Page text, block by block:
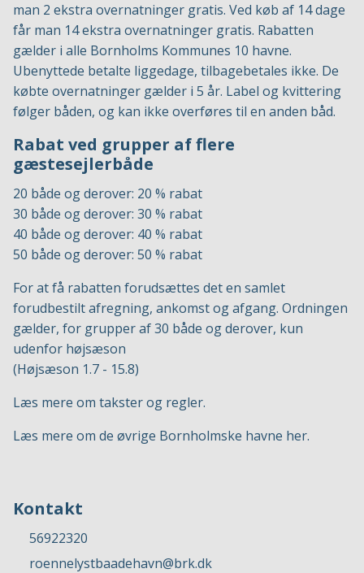
man 2 ekstra overnatninger gratis. Ved køb af 14 dage
får man 14 ekstra overnatninger gratis. Rabatten
gælder i alle Bornholms Kommunes 10 havne.
Ubenyttede betalte liggedage, tilbagebetales ikke. De
købte overnatninger gælder i 5 år. Label og kvittering
følger båden, og kan ikke overføres til en anden båd.
Rabat ved grupper af flere
gæstesejlerbåde
20 både og derover: 20 % rabat
30 både og derover: 30 % rabat
40 både og derover: 40 % rabat
50 både og derover: 50 % rabat
For at få rabatten forudsættes det en samlet
forudbestilt afregning, ankomst og afgang. Ordningen
gælder, for grupper af 30 både og derover, kun
udenfor højsæson
(Højsæson 1.7 - 15.8)
Læs mere om takster og regler.
Læs mere om de øvrige Bornholmske havne her.
Kontakt
56922320
roennelystbaadehavn@brk.dk